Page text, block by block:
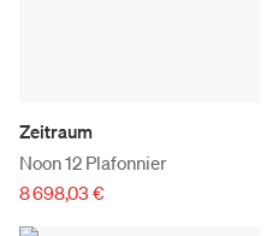
Zeitraum
Noon 12 Plafonnier
8 698,03 €